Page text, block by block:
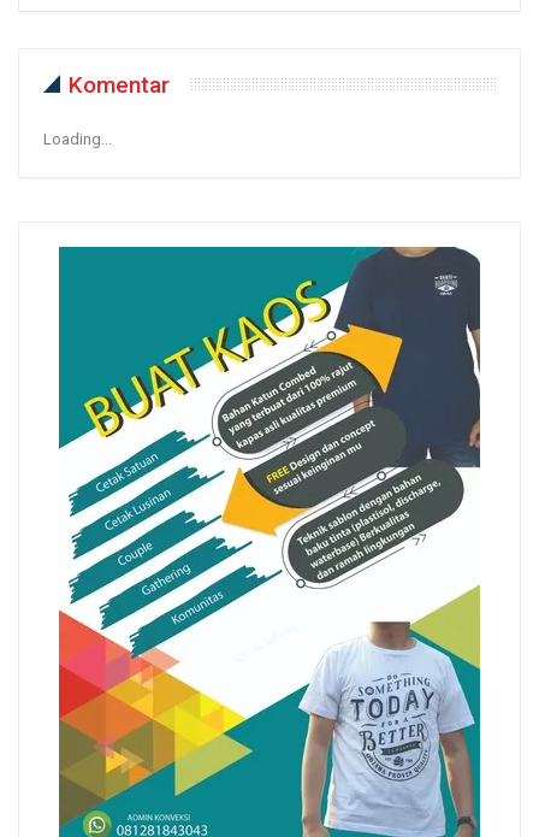
Komentar
Loading...